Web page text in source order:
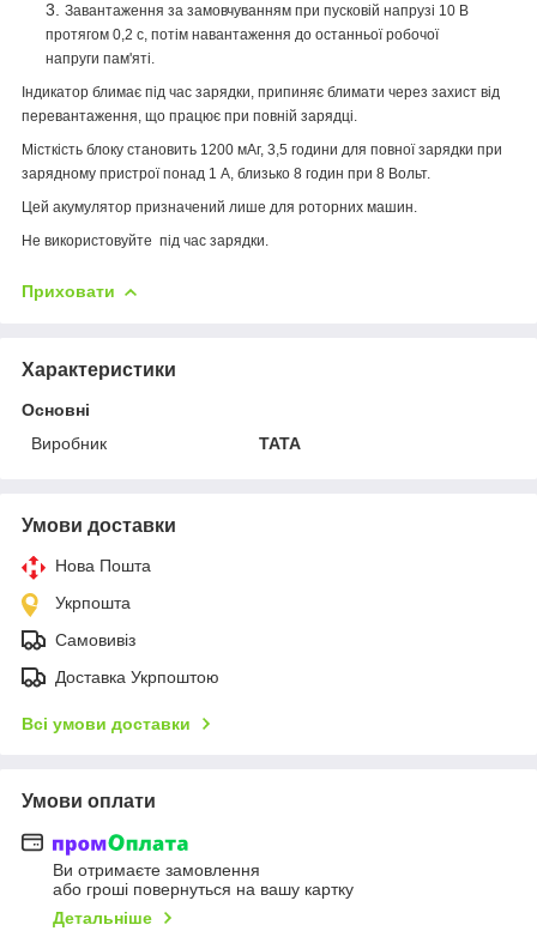
Завантаження за замовчуванням при пусковій напрузі 10 В
протягом 0,2 с, потім навантаження до останньої робочої
напруги пам'яті.
Індикатор блимає під час зарядки, припиняє блимати через захист від
перевантаження, що працює при повній зарядці.
Місткість блоку становить 1200 мАг, 3,5 години для повної зарядки при
зарядному пристрої понад 1 А, близько 8 годин при 8 Вольт.
Цей акумулятор призначений лише для роторних машин.
Не використовуйте під час зарядки.
Приховати
Характеристики
Основні
Виробник
TATA
Умови доставки
Нова Пошта
Укрпошта
Самовивіз
Доставка Укрпоштою
Всі умови доставки
Умови оплати
Ви отримаєте замовлення
або гроші повернуться на вашу картку
Детальніше